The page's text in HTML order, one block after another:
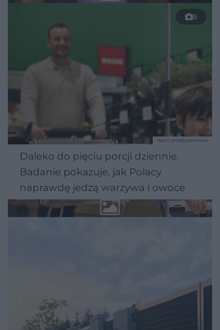
5
Daleko do pięciu porcji dziennie.
Badanie pokazuje, jak Polacy
naprawdę jedzą warzywa i owoce
TEKST SPONSOROWANY